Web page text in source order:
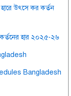
উৎসে কর কর্তন
হার ২০২৫-২৬
Bangladesh